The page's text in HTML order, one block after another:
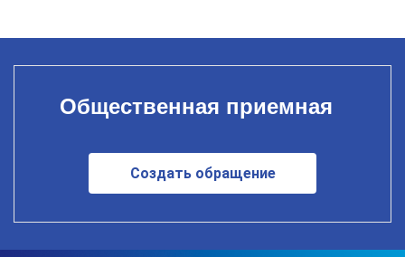
Общественная приемная
Создать обращение